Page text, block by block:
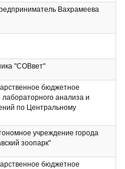
Вахрамеева
"СОВвет"
бюджетное
анализа и
по Центральному
, филиал по Ярославской
учреждение города
зоопарк"
бюджетное